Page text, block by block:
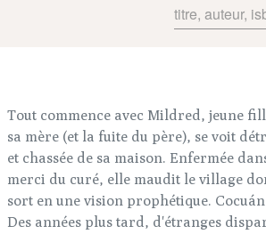
Tout commence avec Mildred, jeune
sa mère (et la fuite du père), se voit
et chassée de sa maison. Enfermée
merci du curé, elle maudit le village
sort en une vision prophétique. Cocuán
Des années plus tard, d'étranges